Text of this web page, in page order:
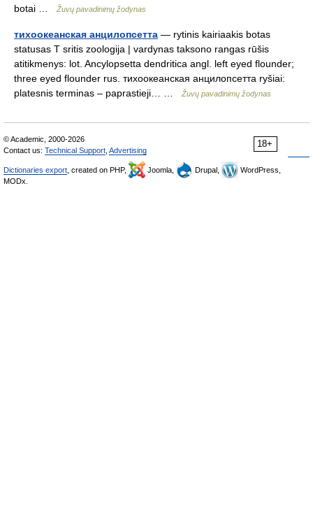
botai …
Žuvų pavadinimų žodynas
тихоокеанская анцилопсетта — rytinis kairiaakis botas
statusas T sritis zoologija | vardynas taksono rangas rūšis
atitikmenys: lot. Ancylopsetta dendritica angl. left eyed flounder;
three eyed flounder rus. тихоокеанская анцилопсетта ryšiai:
platesnis terminas – paprastieji… …
Žuvų pavadinimų žodynas
18+
© Academic, 2000-2026
Contact us: Technical Support Advertising
Dictionaries export , created on PHP, Joomla, Drupal,
WordPress,
MODx.